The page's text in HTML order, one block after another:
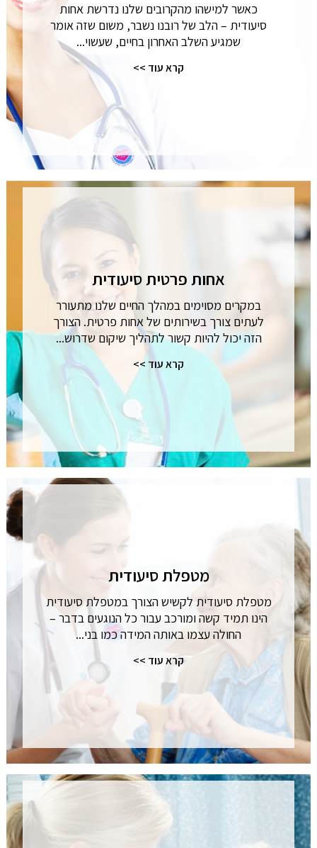
כאשר למישהו מהקרובים שלנו נדרשת אחות
סיעודית – הלב של רובנו נשבר, משום שזה אומר
שמגיע השלב האחרון בחיים, שעשוי...
קרא עוד >>
אחות פרטית סיעודית
במקרים מסוימים במהלך החיים שלנו מתעורר
לעתים צורך בשירותים של אחות פרטית. הצורך
הזה יכול להיות קשור לתהליך שיקום שדרוש...
קרא עוד >>
מטפלת סיעודית
מטפלת סיעודית לקשיש הצורך במטפלת סיעודית
הינו תמיד קשה ומורכב עבור כל הנוגעים בדבר –
החולה עצמו באותה המידה כמו בני...
קרא עוד >>